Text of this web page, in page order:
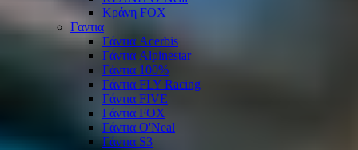
Κράνη FOX
Γαντια
Γάντια Acerbis
Γάντια Alpinestar
Γάντια 100%
Γάντια FLY Racing
Γάντια FIVE
Γάντια FOX
Γάντια O'Νeal
Γάντια S3